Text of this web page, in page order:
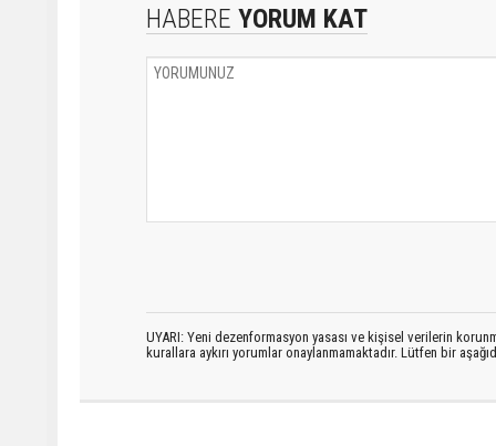
HABERE YORUM KAT
UYARI: Yeni dezenformasyon yasası ve kişisel verilerin
kurallara aykırı yorumlar onaylanmamaktadır. Lütfen bir